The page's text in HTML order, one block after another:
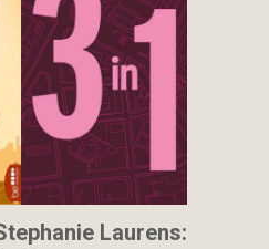
Laurens: